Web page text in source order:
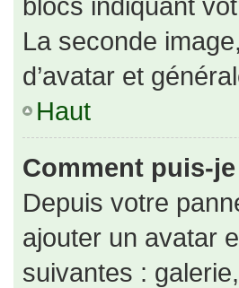
La seconde
d’avatar et
Haut
Comment puis-
Depuis votre
ajouter un avatar
suivantes :